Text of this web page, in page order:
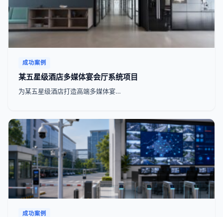
成功案例
某五星级酒店多媒体宴会厅系统项目
为某五星级酒店打造高端多媒体宴…
成功案例